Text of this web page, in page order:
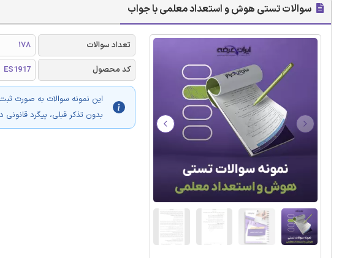
سوالات تستی هوش و استعداد معلمی با جواب
تعداد سوالات 178
کد محصول
ES1917
این نمونه سوالات به صورت
بدون تذکر قبلی، پیگرد